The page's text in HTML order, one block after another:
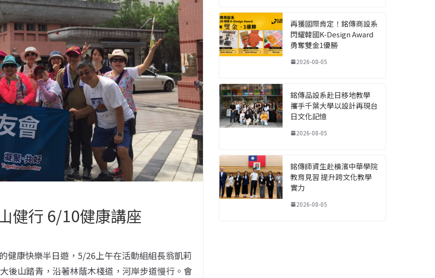
健行 6/10健康講座
健康快樂半日遊，5/26上午在活動組組長翁凱莉
後山踏青，沿著林蔭木棧道，河岸步道慢行。會
再獲國際肯定！銘傳商設系
閃耀韓國K-Design Award
勇奪雙金1優勝
2026-08-05
銘傳品設系赴日移地教學
攜手千葉大學以設計再現台
日文化記憶
2026-08-05
銘傳師資生赴橫濱中華學院
教育見習 提升跨文化教學
實力
2026-08-05